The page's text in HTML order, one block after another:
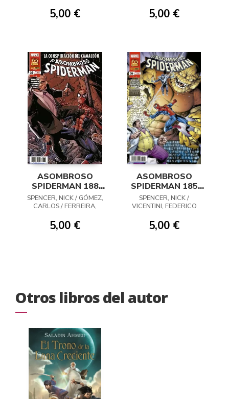
5,00 € 5,00 €
ASOMBROSO
SPIDERMAN 188
(39)
SPENCER, NICK / GÓMEZ,
CARLOS / FERREIRA,
5,00 €
ASOMBROSO
SPIDERMAN 185
(36)
SPENCER, NICK /
VICENTINI, FEDERICO
5,00 €
Otros libros del autor